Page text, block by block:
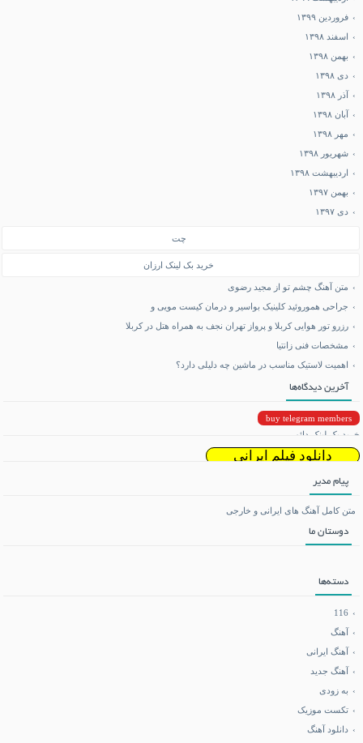
فروردین ۱۳۹۹
اسفند ۱۳۹۸
بهمن ۱۳۹۸
دی ۱۳۹۸
آذر ۱۳۹۸
آبان ۱۳۹۸
مهر ۱۳۹۸
شهریور ۱۳۹۸
اردیبهشت ۱۳۹۸
بهمن ۱۳۹۷
دی ۱۳۹۷
چت
خرید بک لینک ارزان
متن آهنگ چشم تو از مجید رضوی
جراحی هموروئید کلینیک بواسیر و درمان کیست مویی و
رزرو تور هوایی کربلا و پرواز تهران نجف به همراه هتل در کربلا
مشخصات فنی زانتیا
اهمیت لاستیک مناسب در ماشین چه دلیلی دارد؟
آخرین دیدگاه‌ها
buy telegram members
خرید بک لینک دائمی
دانلود فیلم ایرانی
دانلود ریمیکس
تماشای آنلاین فیلم و سریال
می بی نیم
فروشگاه تجهیزات کوهنوردی
آموزش هاستینگ و سرور
خرید کالا
پیام مدیر
متن کامل آهنگ های ایرانی و خارجی
دوستان ما
دسته‌ها
116
آهنگ
آهنگ ایرانی
آهنگ جدید
به زودی
تکست موزیک
دانلود آهنگ